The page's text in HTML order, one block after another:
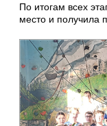
По итогам всех
место и получила